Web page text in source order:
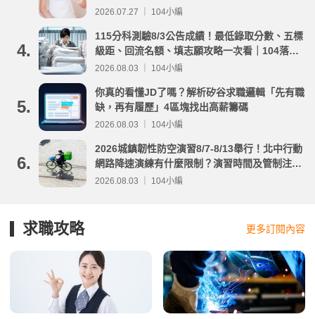
2026.07.27 ｜ 104小編
4.
115分科測驗8/3公告成績！最低錄取分數、五標
級距、回流名額、填志願攻略一次看｜104落點
分析
2026.08.03 ｜ 104小編
5.
你真的看懂JD了嗎？解析矽谷求職邏輯「先有職
缺，再有履歷」4區塊找出高薪籌碼
2026.08.03 ｜ 104小編
6.
2026城鎮韌性防空演習8/7-8/13舉行！北中行動
網路降速演練有什麼限制？演習時間及管制注意
事項整理
2026.08.03 ｜ 104小編
求職攻略 更多訂閱內容